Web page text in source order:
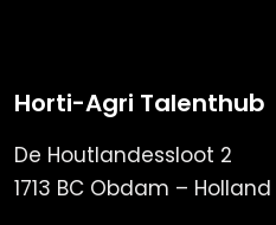
Horti-Agri Talenthub
De Houtlandessloot 2
1713 BC Obdam – Holland